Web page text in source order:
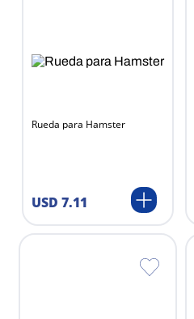
Rueda para Hamster
USD 7.11